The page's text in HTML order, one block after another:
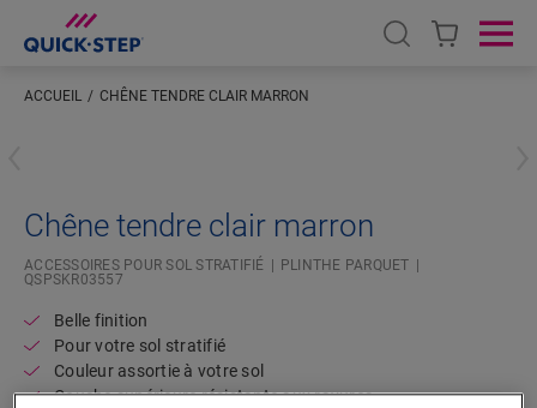
Open search
ACCUEIL CHÊNE TENDRE CLAIR MARRON
Chêne tendre clair marron
ACCESSOIRES POUR SOL STRATIFIÉ
PLINTHE PARQUET
QSPSKR03557
Belle finition
Pour votre sol stratifié
Couleur assortie à votre sol
Couche supérieure résistante aux rayures